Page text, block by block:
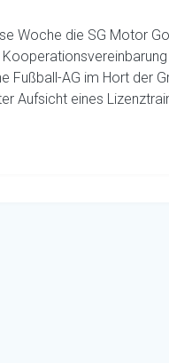
Woche die SG Motor
AG im Hort der
Aufsicht eines